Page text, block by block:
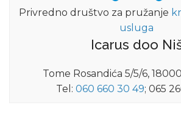
Privredno društvo za pružanje
usluga
Icarus doo
Tome Rosandića 5/5/6,
Tel: 060 660 30 49; 065